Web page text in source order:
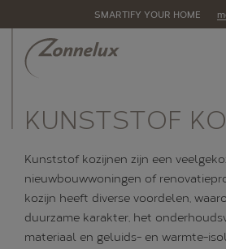
SMARTIFY YOUR HOME
Zonnelux producten
Piet Boon by Zonnelux
KUNSTSTOF
Kunststof kozijnen zijn een
nieuwbouwwoningen of
kozijn heeft diverse voordelen,
duurzame karakter, het
materiaal en geluids- en warmte-